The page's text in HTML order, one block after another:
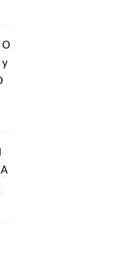
O
y